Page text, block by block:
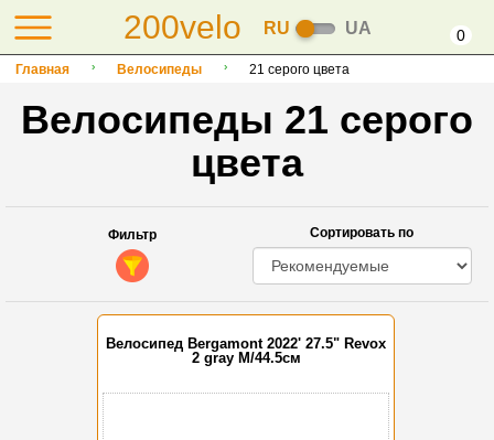
200velo RU UA 0
Главная Велосипеды 21 серого цвета
Велосипеды 21 серого
цвета
Фильтр Сортировать по
Велосипед Bergamont 2022' 27.5" Revox
2 gray M/44.5см